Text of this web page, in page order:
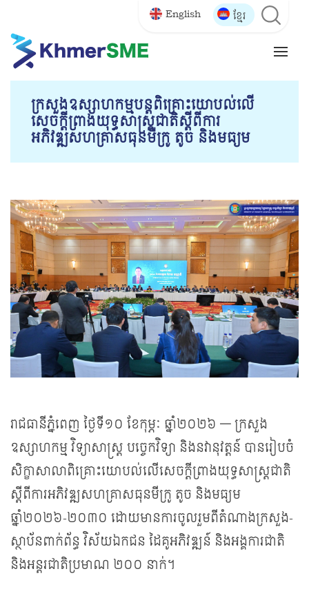
English ខ្មែរ
ក្រសួង​ឧស្សាហកម្មបន្ត​​ពិគ្រោះ​យោបល់លើ​
សេចក្តីព្រាងយុទ្ធសាស្ត្រ​ជាតិស្តីពីការ
អភិវឌ្ឍសហគ្រាសធុន​មីក្រូ តូច និង​មធ្យម
រាជធានីភ្នំពេញ ថ្ងៃទី១០ ខែកុម្ភៈ ឆ្នាំ២០២៦ — ក្រសួង
ឧស្សាហកម្ម វិទ្យាសាស្ត្រ បច្ចេកវិទ្យា និងនវានុវត្តន៍ បានរៀបចំ
សិក្ខាសាលាពិគ្រោះយោបល់លើសេចក្តីព្រាងយុទ្ធសាស្ត្រជាតិ
ស្តីពីការអភិវឌ្ឍសហគ្រាសធុនមីក្រូ តូច និងមធ្យម
ឆ្នាំ២០២៦-២០៣០ ដោយមានការចូលរួមពីតំណាងក្រសួង-
ស្ថាប័នពាក់ព័ន្ធ វិស័យ​ឯកជន ដៃគូអភិវឌ្ឍន៍ និងអង្គការជាតិ
និងអន្តរជាតិប្រមាណ ២០០ នាក់។